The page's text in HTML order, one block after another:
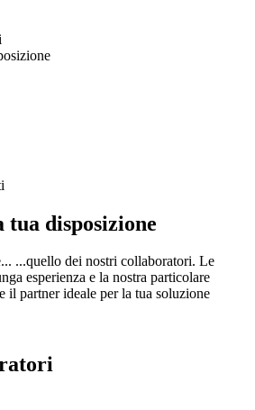
disposizione
...quello dei nostri collaboratori. Le
esperienza e la nostra particolare
il partner ideale per la tua soluzione